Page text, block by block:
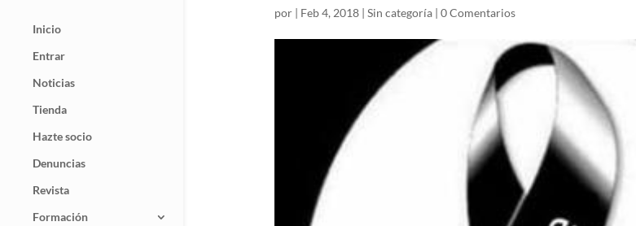
Inicio
Entrar
Noticias
Tienda
Hazte socio
Denuncias
Revista
Formación
por | Feb 4, 2018| Sin categoría| 0 Comentarios